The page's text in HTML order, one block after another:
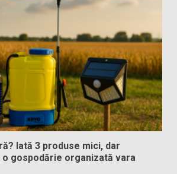
Iată 3 produse mici, dar
gospodărie organizată vara